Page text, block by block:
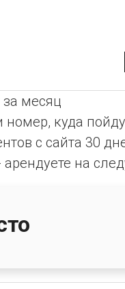
за месяц
номер, куда
с сайта 30
арендуете на